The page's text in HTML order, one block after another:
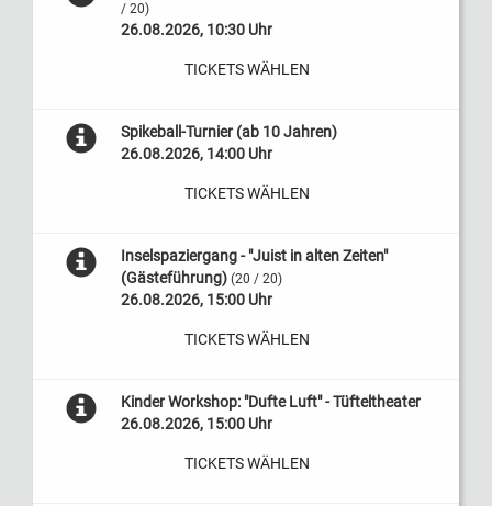
/ 20)
26.08.2026, 10:30 Uhr
TICKETS WÄHLEN
Spikeball-Turnier (ab 10 Jahren)
26.08.2026, 14:00 Uhr
TICKETS WÄHLEN
Inselspaziergang - "Juist in alten Zeiten"
(Gästeführung) (20 / 20)
26.08.2026, 15:00 Uhr
TICKETS WÄHLEN
Kinder Workshop: "Dufte Luft" - Tüfteltheater
26.08.2026, 15:00 Uhr
TICKETS WÄHLEN